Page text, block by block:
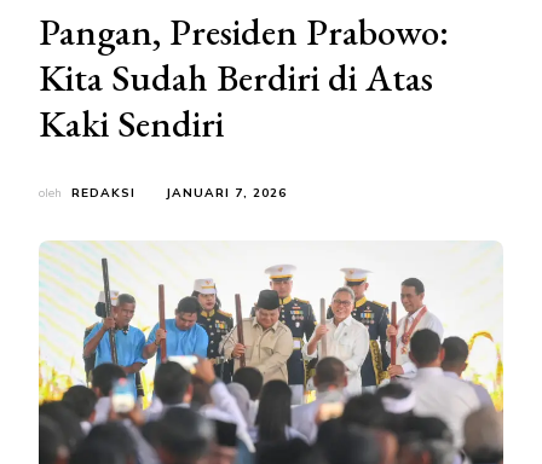
Pangan, Presiden Prabowo:
Kita Sudah Berdiri di Atas
Kaki Sendiri
oleh REDAKSI JANUARI 7, 2026